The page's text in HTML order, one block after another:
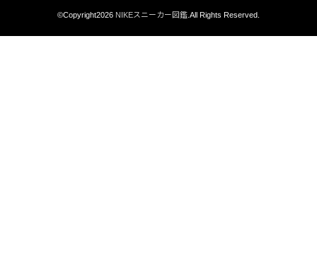
©Copyright2026 NIKEスニーカー図鑑.All Rights Reserved.